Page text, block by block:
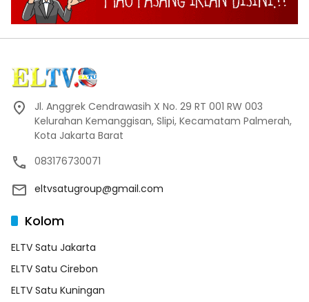
Jl. Anggrek Cendrawasih X No. 29 RT 001 RW 003
Kelurahan Kemanggisan, Slipi, Kecamatam Palmerah,
Kota Jakarta Barat
083176730071
eltvsatugroup@gmail.com
Kolom
ELTV Satu Jakarta
ELTV Satu Cirebon
ELTV Satu Kuningan